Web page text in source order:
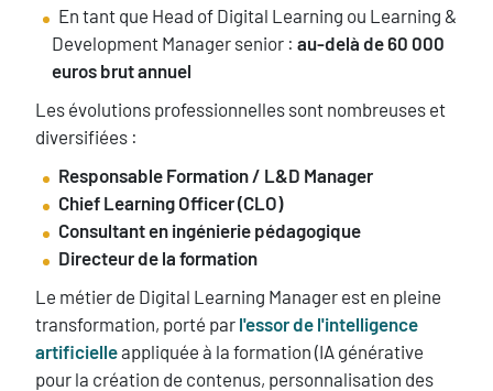
En tant que Head of Digital Learning ou Learning &
Development Manager senior : au-delà de 60 000
euros brut annuel
Les évolutions professionnelles sont nombreuses et
diversifiées :
Responsable Formation / L&D Manager
Chief Learning Officer (CLO)
Consultant en ingénierie pédagogique
Directeur de la formation
Le métier de Digital Learning Manager est en pleine
transformation, porté par l'essor de l'intelligence
artificielleappliquée à la formation (IA générative
pour la création de contenus, personnalisation des